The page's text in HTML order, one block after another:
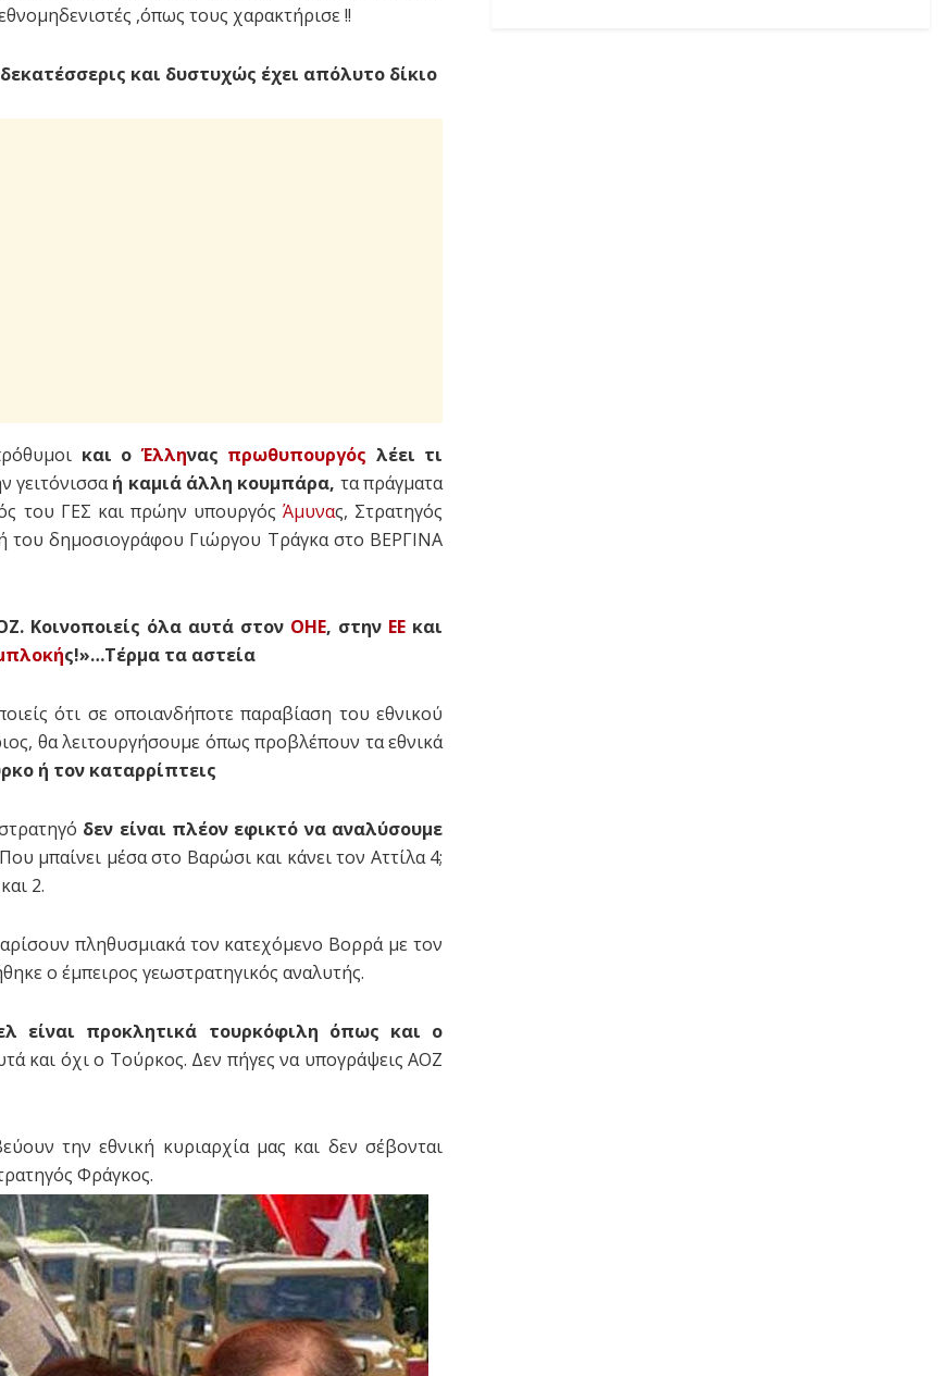
,όπως τους χαρακτήρισε !!
και δυστυχώς έχει απόλυτο δίκιο
και οΈλληνας πρωθυπουργός λέει τι
γειτόνισσαή καμιά άλλη κουμπάρα, τα πράγματα
του ΓΕΣ και πρώην υπουργός Άμυνας, Στρατηγός
του δημοσιογράφου Γιώργου Τράγκα στο ΒΕΡΓΙΝΑ
Κοινοποιείς όλα αυτά στον ΟΗΕ, στην ΕΕ και
ς!»…Τέρμα τα αστεία
ότι σε οποιανδήποτε παραβίαση του εθνικού
θα λειτουργήσουμε όπως προβλέπουν τα εθνικά
ή τον καταρρίπτεις
δεν είναι πλέον εφικτό να αναλύσουμε
μπαίνει μέσα στο Βαρώσι και κάνει τον Αττίλα 4;
2.
πληθυσμιακά τον κατεχόμενο Βορρά με τον
ο έμπειρος γεωστρατηγικός αναλυτής.
είναι προκλητικά τουρκόφιλη όπως και ο
και όχι ο Τούρκος. Δεν πήγες να υπογράψεις ΑΟΖ
την εθνική κυριαρχία μας και δεν σέβονται
Φράγκος.